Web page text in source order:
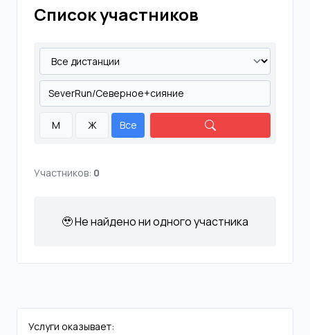
Список участников
М Ж Все
Участников: 0
🥹 Не найдено ни одного участника
Услуги оказывает: